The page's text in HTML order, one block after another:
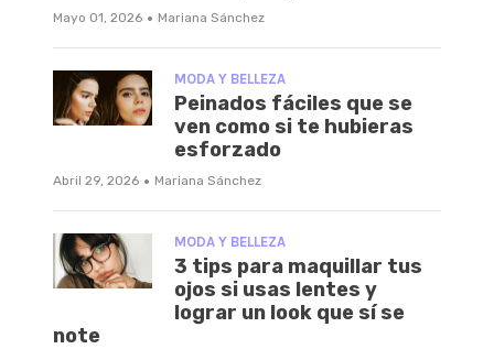
Mayo 01, 2026 · Mariana Sánchez
MODA Y BELLEZA
Peinados fáciles que se
ven como si te hubieras
esforzado
Abril 29, 2026 · Mariana Sánchez
MODA Y BELLEZA
3 tips para maquillar tus
ojos si usas lentes y
lograr un look que sí se
note